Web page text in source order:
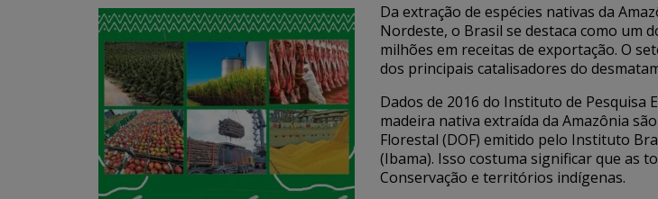
Da extração de espécies nativas da
Nordeste, o Brasil se destaca como um
milhões em receitas de exportação. O
dos principais catalisadores do
Dados de 2016 do Instituto de Pesquisa
madeira nativa extraída da Amazônia
Florestal (DOF) emitido pelo Instituto
(Ibama). Isso costuma significar que as
Conservação e territórios indígenas.